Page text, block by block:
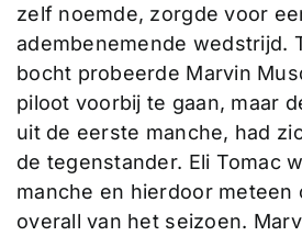
zelf noemde, zorgde voor
adembenemende wedstrijd.
bocht probeerde Marvin
piloot voorbij te gaan, maar
uit de eerste manche, had
de tegenstander. Eli Tomac
manche en hierdoor meteen
overall van het seizoen.